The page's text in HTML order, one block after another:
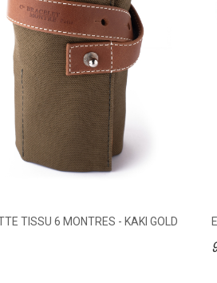
TISSU 6 MONTRES - KAKI GOLD